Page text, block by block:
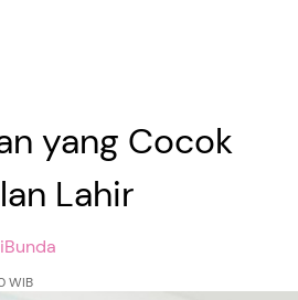
yang Cocok
Lahir
WIB